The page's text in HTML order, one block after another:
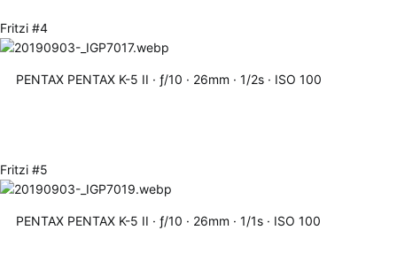
Fritzi #4
PENTAX PENTAX K-5 II ƒ/10 26mm 1/2s ISO 100
Fritzi #5
PENTAX PENTAX K-5 II ƒ/10 26mm 1/1s ISO 100